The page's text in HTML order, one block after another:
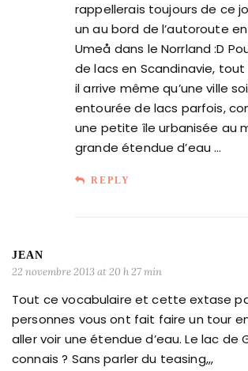
rappellerais toujours de ce
un au bord de l’autoroute
Umeå dans le Norrland :D
de lacs en Scandinavie,
il arrive même qu’une ville
entourée de lacs parfois,
une petite île urbanisée au
grande étendue d’eau …
REPLY
JEAN
22 novembre 2013 at 20 h 27 min
Tout ce vocabulaire et cette extase
personnes vous ont fait faire un tour
aller voir une étendue d’eau. Le lac de
connais ? Sans parler du teasing,,,